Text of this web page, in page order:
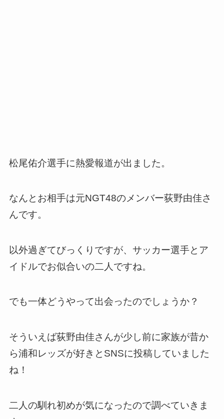
松尾佑介選手に熱愛報道が出ました。
なんとお相手は元NGT48のメンバー荻野由佳さ
んです。
以外過ぎてびっくりですが、サッカー選手とア
イドルでお似合いの二人ですね。
でも一体どうやって出会ったのでしょうか？
そういえば荻野由佳さんが少し前に家族が昔か
ら浦和レッズが好きとSNSに投稿していました
ね！
二人の馴れ初めが気になったので調べていきま